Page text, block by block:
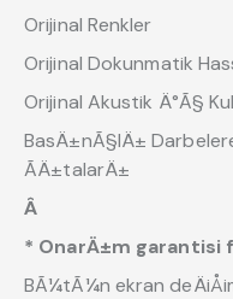
Orijinal Renkler
Orijinal Dokunmatik
Orijinal Akustik Ä°Ã§
BasÄ±nÃ§lÄ±
ÃÄ±talarÄ±
Â
* OnarÄ±m garantisi
BÃ¼tÃ¼n ekran